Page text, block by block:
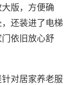
版，方便确
还装进了电梯
依旧放心舒
对居家养老服